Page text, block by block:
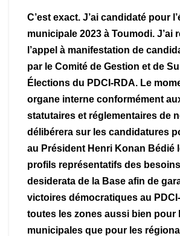
C’est exact. J’ai candidaté pour
municipale 2023 à Toumodi. J’ai
l’appel à manifestation de
par le Comité de Gestion et de
Élections du PDCI-RDA. Le
organe interne conformément
statutaires et réglementaires de
délibérera sur les candidatures
au Président Henri Konan Bédié
profils représentatifs des
desiderata de la Base afin de
victoires démocratiques au
toutes les zones aussi bien pour
municipales que pour les